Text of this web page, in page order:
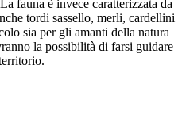
fauna è invece caratterizzata da
tordi sassello, merli, cardellini
sia per gli amanti della natura
la possibilità di farsi guidare